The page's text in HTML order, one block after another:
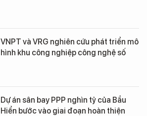
VNPT và VRG nghiên cứu phát triển mô
hình khu công nghiệp công nghệ số
Dự án sân bay PPP nghìn tỷ của Bầu
Hiển bước vào giai đoạn hoàn thiện